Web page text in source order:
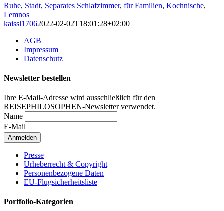
Ruhe, Stadt, Separates Schlafzimmer, für Familien, Kochnische,
Lemnos
kaissl17062022-02-02T18:01:28+02:00
AGB
Impressum
Datenschutz
Newsletter bestellen
Ihre E-Mail-Adresse wird ausschließlich für den
REISEPHILOSOPHEN-Newsletter verwendet.
Name
E-Mail
Presse
Urheberrecht & Copyright
Personenbezogene Daten
EU-Flugsicherheitsliste
Portfolio-Kategorien